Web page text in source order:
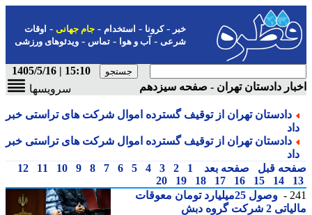
-کرونا-استخدام- جام جهانی-اوقات
شرعی-آب و هوا-تماس-ویدئوهای ورزشی
15:10 | 1405/5/16
دادستان تهران - صفحه سیزدهم
سرویسها
دادستان تهران از توقیف گسترده اموال شرکت های تراستی خبر
دادستان تهران از توقیف گسترده اموال شرکت های تراستی خبر
قبل صفحه بعد 1
2
3
4
5
6
7
8
9
10
11
12
14
15
16
17
18
19
20
وصول 25میلیارد تومان معوقات
شرکت گروه دبش